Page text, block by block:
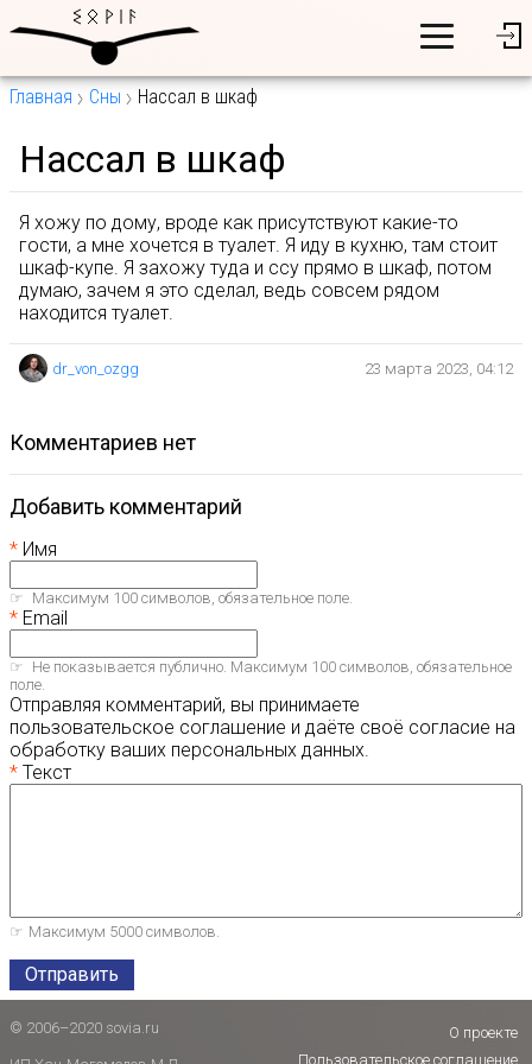
Главная Сны Нассал в шкаф
Нассал в шкаф
Я хожу по дому, вроде как присутствуют какие-то
гости, а мне хочется в туалет. Я иду в кухню, там стоит
шкаф-купе. Я захожу туда и ссу прямо в шкаф, потом
думаю, зачем я это сделал, ведь совсем рядом
находится туалет.
dr_von_ozgg 23 марта 2023, 04:12
комментариев нет
Добавить комментарий
Имя
Максимум 100 символов, обязательное поле.
Email
Не показывается публично. Максимум 100 символов, обязательное
поле.
Отправляя комментарий, вы принимаете
пользовательское соглашение и даёте своё согласие на
обработку ваших персональных данных.
Текст
Максимум 5000 символов.
Отправить
© 2006–2020 sovia.ru
О проекте
Пользовательское соглашение